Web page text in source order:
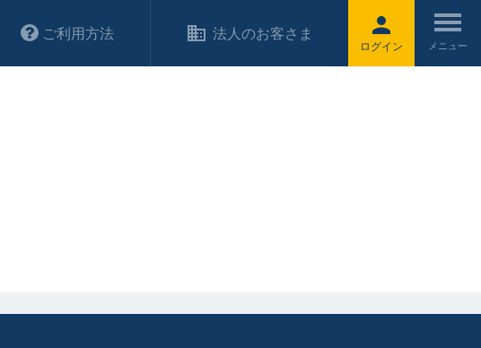
ログイン
ご利用方法 法人のお客さま